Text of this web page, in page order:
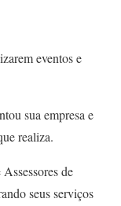
eventos e
sua empresa e
realiza.
de
seus serviços